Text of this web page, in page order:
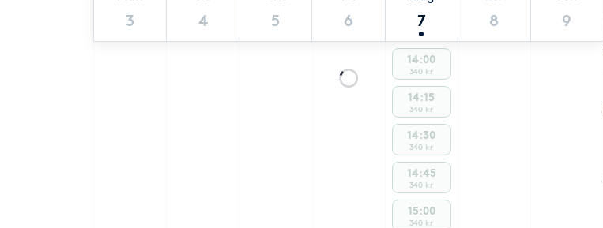
3 4 5 6 7 8 9
14:00
340 kr
14:15
340 kr
14:30
340 kr
14:45
340 kr
15:00
340 kr